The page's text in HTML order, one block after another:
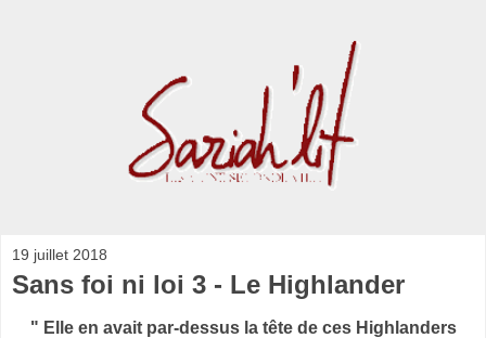
19 juillet 2018
Sans foi ni loi 3 - Le Highlander
" Elle en avait par-dessus la tête de ces Highlanders